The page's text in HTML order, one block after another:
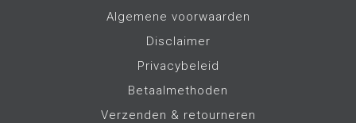
Algemene voorwaarden
Disclaimer
Privacybeleid
Betaalmethoden
Verzenden & retourneren